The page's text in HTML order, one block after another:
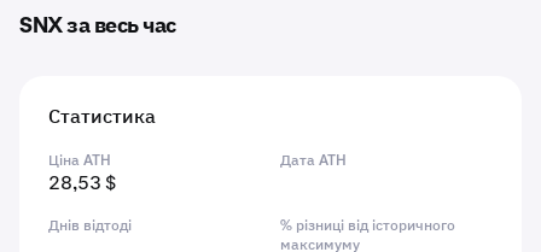
SNX за весь час
Статистика
Ціна ATH
28,53 $
Дата ATH
Днів відтоді
% різниці від історичного
максимуму